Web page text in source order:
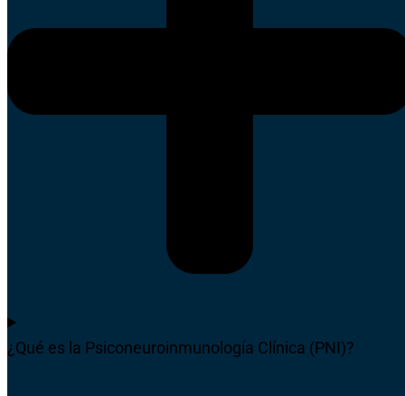
¿Qué es la Psiconeuroinmunología Clínica (PNI)?